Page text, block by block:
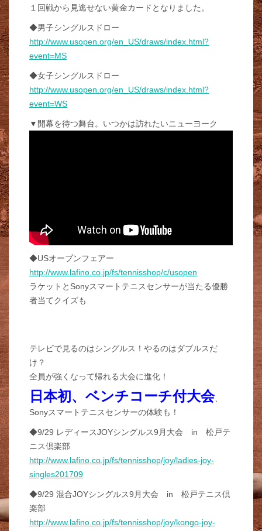
１回戦から見逃せない黄金カードとなりました。
◆男子シングルスドロー
http://www.usopen.org/en_US/draws/index.html?
event=MS
◆女子シングルスドロー
http://www.usopen.org/en_US/draws/index.html?
event=WS
▼開幕を待つ舞台。いつかは訪れたいニューヨーク
◆USオープンフェアー
http://www.lafino.co.jp/fs/tennisshop/c/usopen
ラケットとSonyスマートテニスセンサーが当たる優勝
者当てクイズも
テレビで見るのはシングルス！やるのはダブルスだ
け？
全員が強くなって帰れる大会に進化！
日本初、ベンチコーチ付大会、
Sonyスマートテニスセンサーの体験も！
◆9/29 レディースJOYシングルス9月大会 in 松戸テ
ニス倶楽部
http://www.lafino.co.jp/fs/tennisshop/joy/ladies-joy-
singles201709
◆9/29 混合JOYシングルス9月大会 in 松戸テニス倶
楽部
http://www.lafino.co.jp/fs/tennisshop/joy/kongo-joy-